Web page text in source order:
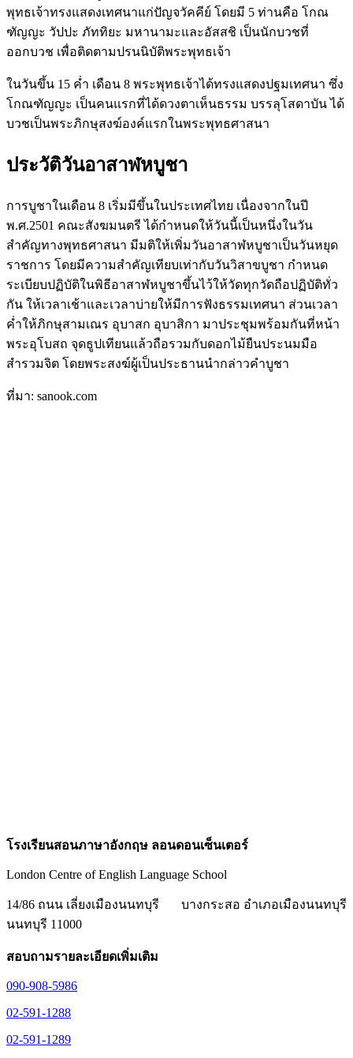
พุทธเจ้าทรงแสดงเทศนาแก่ปัญจวัคคีย์ โดยมี 5 ท่านคือ โกณ
ฑัญญะ วัปปะ ภัททิยะ มหานามะและอัสสชิ เป็นนักบวชที่
ออกบวช เพื่อติดตามปรนนิบัติพระพุทธเจ้า
ในวันขึ้น 15 ค่ำ เดือน 8 พระพุทธเจ้าได้ทรงแสดงปฐมเทศนา ซึ่ง
โกณฑัญญะ เป็นคนแรกที่ได้ดวงตาเห็นธรรม บรรลุโสดาบัน ได้
บวชเป็นพระภิกษุสงฆ์องค์แรกในพระพุทธศาสนา
ประวัติวันอาสาฬหบูชา
การบูชาในเดือน 8 เริ่มมีขึ้นในประเทศไทย เนื่องจากในปี
พ.ศ.2501 คณะสังฆมนตรี ได้กำหนดให้วันนี้เป็นหนึ่งในวัน
สำคัญทางพุทธศาสนา มีมติให้เพิ่มวันอาสาฬหบูชาเป็นวันหยุด
ราชการ โดยมีความสำคัญเทียบเท่ากับวันวิสาขบูชา กำหนด
ระเบียบปฏิบัติในพิธีอาสาฬหบูชาขึ้นไว้ให้วัดทุกวัดถือปฏิบัติทั่ว
กัน ให้เวลาเช้าและเวลาบ่ายให้มีการฟังธรรมเทศนา ส่วนเวลา
ค่ำให้ภิกษุสามเณร อุบาสก อุบาสิกา มาประชุมพร้อมกันที่หน้า
พระอุโบสถ จุดธูปเทียนแล้วถือรวมกับดอกไม้ยืนประนมมือ
สำรวมจิต โดยพระสงฆ์ผู้เป็นประธานนำกล่าวคำบูชา
ที่มา: sanook.com
โรงเรียนสอนภาษาอังกฤษ ลอนดอนเซ็นเตอร์
London Centre of English Language School
14/86 ถนน เลี่ยงเมืองนนทบุรี บางกระสอ อำเภอเมืองนนทบุรี
นนทบุรี 11000
สอบถามรายละเอียดเพิ่มเติม
090-908-5986
02-591-1288
02-591-1289